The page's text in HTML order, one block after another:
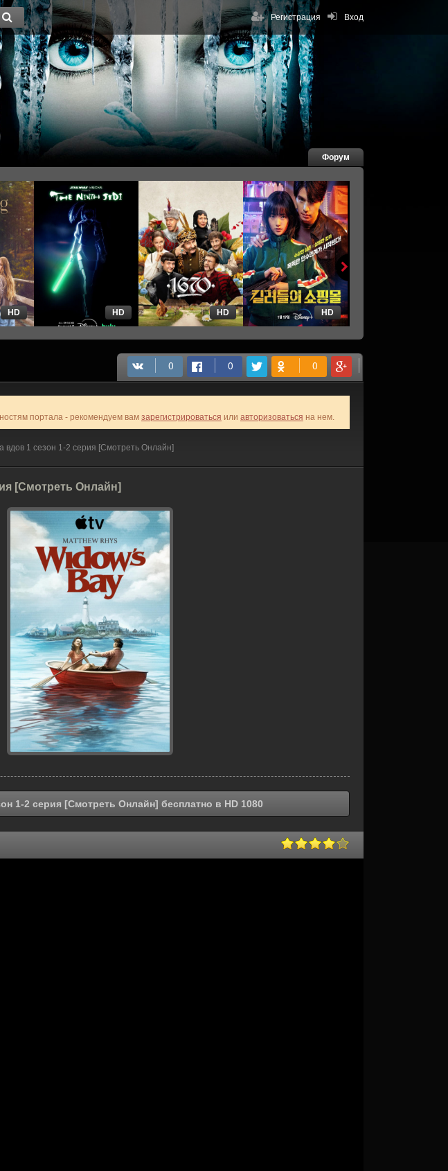
Вход
Регистрация
Форум
HD HD HD HD
портала - рекомендуем вам зарегистрироваться или авторизоваться на нем.
вдов 1 сезон 1-2 серия [Смотреть Онлайн]
[Смотреть Онлайн]
1-2 серия [Смотреть Онлайн] бесплатно в HD 1080